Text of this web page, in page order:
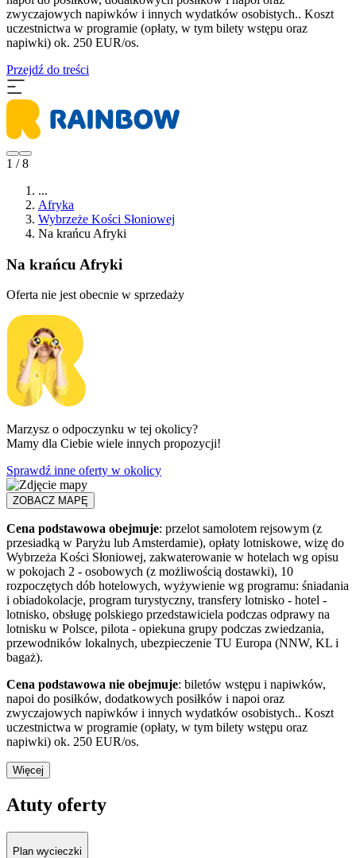
zwyczajowych napiwków i innych wydatków osobistych.. Koszt
uczestnictwa w programie (opłaty, w tym bilety wstępu oraz
napiwki) ok. 250 EUR/os.
Przejdź do treści
1 / 8
...
Afryka
Wybrzeże Kości Słoniowej
Na krańcu Afryki
Na krańcu Afryki
Oferta nie jest obecnie w sprzedaży
Marzysz o odpoczynku w tej okolicy?
Mamy dla Ciebie wiele innych propozycji!
Sprawdź inne oferty w okolicy
ZOBACZ MAPĘ
Cena podstawowa obejmuje: przelot samolotem rejsowym (z
przesiadką w Paryżu lub Amsterdamie), opłaty lotniskowe, wizę do
Wybrzeża Kości Słoniowej, zakwaterowanie w hotelach wg opisu
w pokojach 2 - osobowych (z możliwością dostawki), 10
rozpoczętych dób hotelowych, wyżywienie wg programu: śniadania
i obiadokolacje, program turystyczny, transfery lotnisko - hotel -
lotnisko, obsługę polskiego przedstawiciela podczas odprawy na
lotnisku w Polsce, pilota - opiekuna grupy podczas zwiedzania,
przewodników lokalnych, ubezpieczenie TU Europa (NNW, KL i
bagaż).
Cena podstawowa nie obejmuje: biletów wstępu i napiwków,
napoi do posiłków, dodatkowych posiłków i napoi oraz
zwyczajowych napiwków i innych wydatków osobistych.. Koszt
uczestnictwa w programie (opłaty, w tym bilety wstępu oraz
napiwki) ok. 250 EUR/os.
Więcej
Atuty oferty
Plan wycieczki